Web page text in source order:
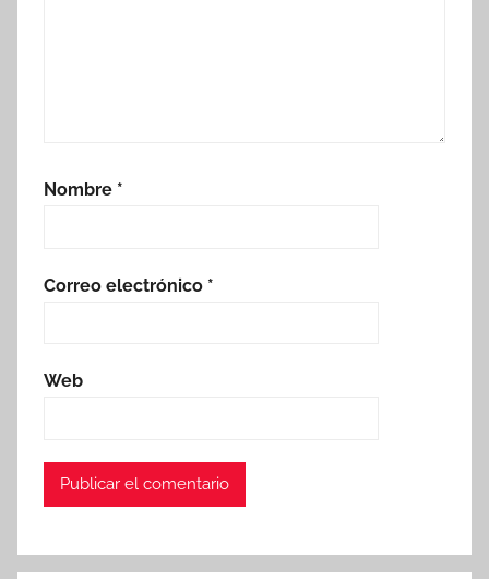
Nombre *
Correo electrónico *
Web